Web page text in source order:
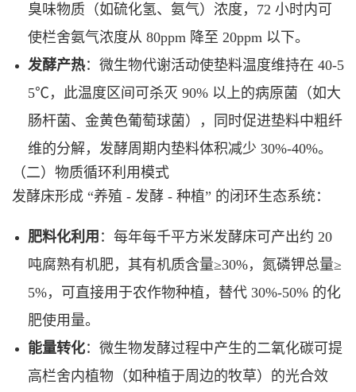
臭味物质（如硫化氢、氨气）浓度，72 小时内可
使栏舍氨气浓度从 80ppm 降至 20ppm 以下。
发酵产热：微生物代谢活动使垫料温度维持在 40-5
5℃，此温度区间可杀灭 90% 以上的病原菌（如大
肠杆菌、金黄色葡萄球菌），同时促进垫料中粗纤
维的分解，发酵周期内垫料体积减少 30%-40%。
（二）物质循环利用模式
发酵床形成 “养殖 - 发酵 - 种植” 的闭环生态系统：
肥料化利用 ：每年每千平方米发酵床可产出约 20
吨腐熟有机肥，其有机质含量≥30%，氮磷钾总量≥
5%，可直接用于农作物种植，替代 30%-50% 的化
肥使用量。
能量转化：微生物发酵过程中产生的二氧化碳可提
高栏舍内植物（如种植于周边的牧草）的光合效